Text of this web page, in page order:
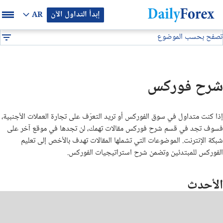
إبدأ التداول الآن AR
بيان إعلاني
تصفح بحسب الموضوع
تداول العملات الرقمية والبيتكوين
استراتيجيات فوركس
مؤشرات فوركس
ما هو فوركس
شرح فوركس
إذا كنت متداول في سوق الفوركس أو تريد التعرّف على تجارة العملات الأجنبية،
فسوف تجد في قسم شرح فوركس مقالات تهمك، لن تجدها في موقع آخر على
شبكة الإنترنت. الموضوعات التي تشملها المقالات تهدف بالأخص إلى تعليم
الفوركس للمبتدئين وتضمن شرح استراتيجيات الفوركس.
الأحدث